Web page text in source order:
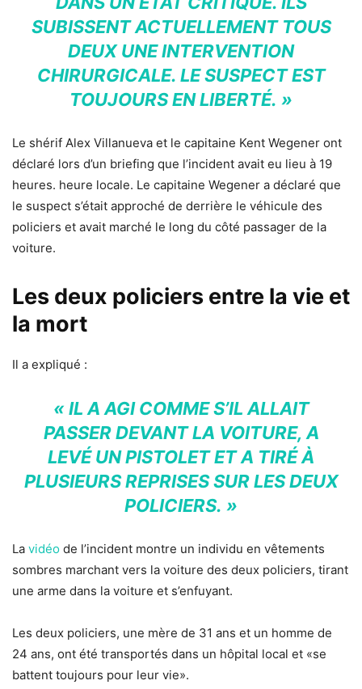
SUBISSENT ACTUELLEMENT TOUS
DEUX UNE INTERVENTION
CHIRURGICALE. LE SUSPECT EST
TOUJOURS EN LIBERTÉ. »
Le shérif Alex Villanueva et le capitaine Kent Wegener ont
déclaré lors d’un briefing que l’incident avait eu lieu à 19
heures. heure locale. Le capitaine Wegener a déclaré que
le suspect s’était approché de derrière le véhicule des
policiers et avait marché le long du côté passager de la
voiture.
Les deux policiers entre la vie et
la mort
Il a expliqué :
« IL A AGI COMME S’IL ALLAIT
PASSER DEVANT LA VOITURE, A
LEVÉ UN PISTOLET ET A TIRÉ À
PLUSIEURS REPRISES SUR LES DEUX
POLICIERS. »
La vidéo de l’incident montre un individu en vêtements
sombres marchant vers la voiture des deux policiers, tirant
une arme dans la voiture et s’enfuyant.
Les deux policiers, une mère de 31 ans et un homme de
24 ans, ont été transportés dans un hôpital local et «se
battent toujours pour leur vie».